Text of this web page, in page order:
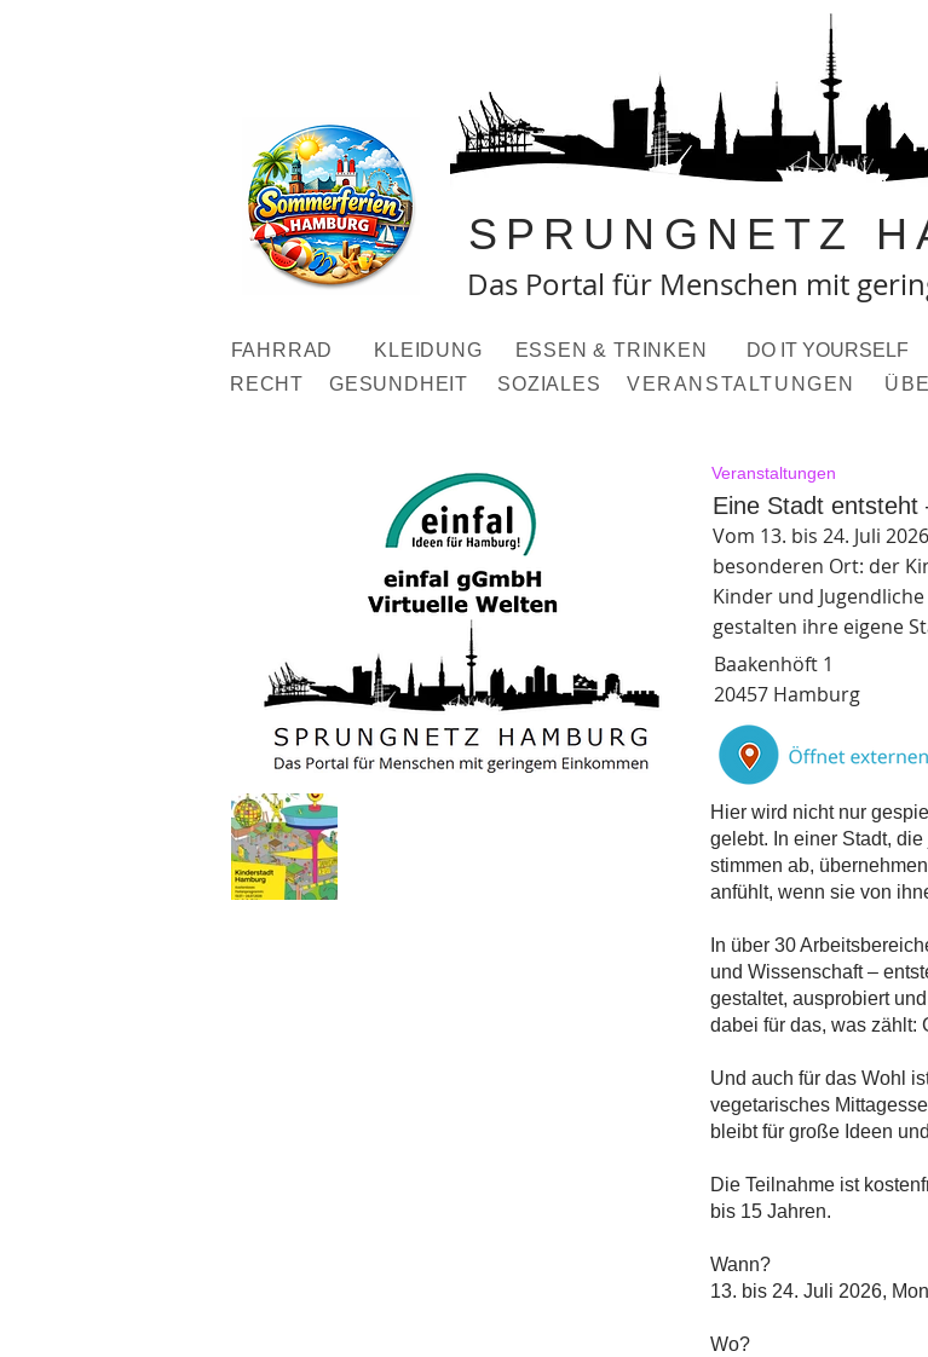
SPRUNGNETZ
Das Portal für Menschen mit
FAHRRAD
KLEIDUNG
RECHT
GESUNDHEIT
DO IT YOURSELF
ESSEN & TRINKEN
SOZIALES
VERANSTALTUNGEN
Veranstaltungen
Eine Stadt entsteht
Vom 13. bis 24. Juli
besonderen Ort: der
Kinder und
gestalten ihre eigene
Baakenhöft 1
20457 Hamburg
Hier wird nicht nur
gelebt. In einer Stadt,
stimmen ab,
anfühlt, wenn sie von
In über 30
und Wissenschaft –
gestaltet, ausprobiert
dabei für das, was zählt:
Und auch für das Wohl
vegetarisches
bleibt für große Ideen
Die Teilnahme ist
bis 15 Jahren.
Wann?
13. bis 24. Juli 2026,
Wo?